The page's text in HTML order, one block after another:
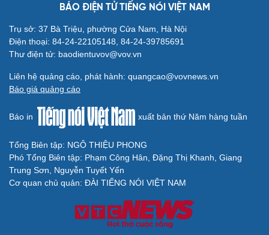
BÁO ĐIỆN TỬ TIẾNG NÓI VIỆT NAM
Trụ sở: 37 Bà Triệu, phường Cửa Nam, Hà Nội
Điện thoại: 84-24-22105148, 84-24-39785691
Thư điện tử: baodientuvov@vov.vn
Liên hệ quảng cáo, phát hành: quangcao@vovnews.vn
Báo giá quảng cáo
Báo in xuất bản thứ Năm hàng tuần
Tổng Biên tập: NGÔ THIỆU PHONG
Phó Tổng Biên tập: Phạm Công Hân, Đặng Thị Khanh, Giang
Trung Sơn, Nguyễn Tuyết Yến
Cơ quan chủ quản: ĐÀI TIẾNG NÓI VIỆT NAM